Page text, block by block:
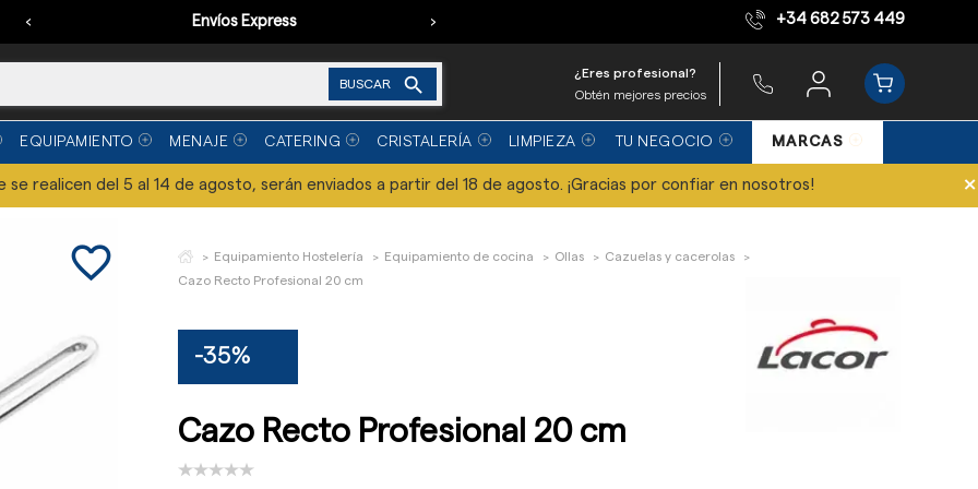
Envíos Express Equipo de expertos
‹ › +34 682 573 449
BUSCAR 
¿Eres profesional?
Obtén mejores precios
EQUIPAMIENTO MENAJE CATERING CRISTALERÍA LIMPIEZA TU NEGOCIO MARCAS
se realicen del 5 al 14 de agosto, serán enviados a partir del 18 de agosto. ¡Gracias por confiar en nosotros! ×
favorite_border Equipamiento Hostelería Equipamiento de cocina Ollas
Cazuelas y cacerolas
Cazo Recto Profesional 20 cm
-35%
Cazo Recto Profesional 20 cm